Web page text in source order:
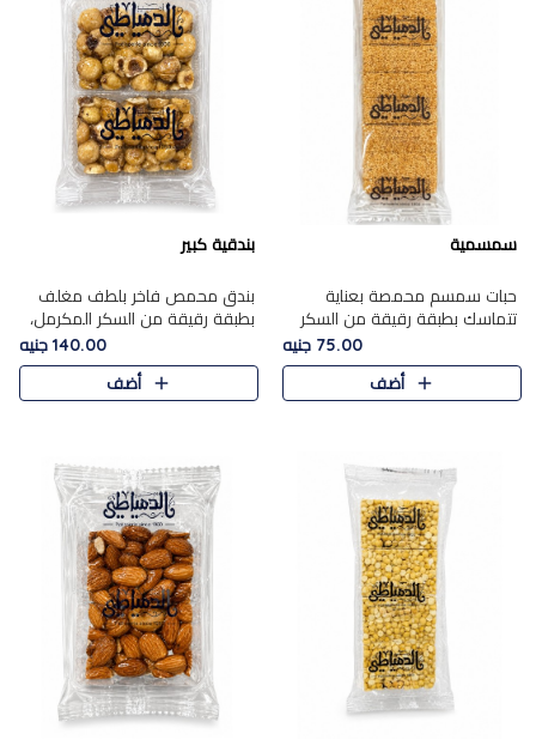
سمسمية
حبات سمسم محمصة بعناية
تتماسك بطبقة رقيقة من السكر
المكرمل، لتقدم طعم السمسم
المميز وقرمشتة التي ارتبطت ببهجة
المولد عبر الأجيال.
75.00 جنيه
أضف
بندقية كبير
بندق محمص فاخر بلطف مغلف
بطبقة رقيقة من السكر المكرمل،
يجمع بين النكهة الغنية ناتي
والقرمشة الراقية المرضية في
حلوى شرقية أنيقه بطابع مميز.
140.00 جنيه
أضف